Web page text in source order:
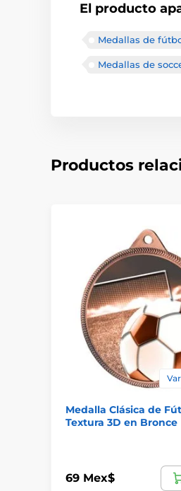
El producto
Medallas de
Medallas de
Productos
Medalla Clásica de
Textura 3D en Bronce
69 Mex$